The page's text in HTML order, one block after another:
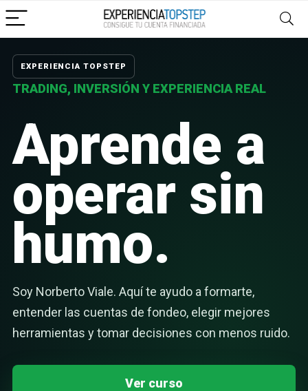
EXPERIENCIA TOPSTEP
TRADING, INVERSIÓN Y EXPERIENCIA REAL
Aprende a
operar sin
humo.
Soy Norberto Viale. Aquí te ayudo a formarte,
entender las cuentas de fondeo, elegir mejores
herramientas y tomar decisiones con menos ruido.
Ver curso